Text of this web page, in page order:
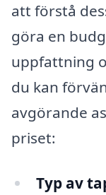
att förstå
göra en
uppfattning
du kan
avgörande
priset:
Typ av